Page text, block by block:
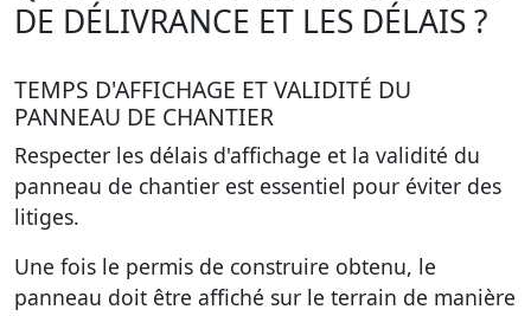
DE DÉLIVRANCE ET LES DÉLAIS ?
TEMPS D'AFFICHAGE ET VALIDITÉ DU
PANNEAU DE CHANTIER
Respecter les délais d'affichage et la validité du
panneau de chantier est essentiel pour éviter des
litiges.
Une fois le permis de construire obtenu, le
panneau doit être affiché sur le terrain de manière